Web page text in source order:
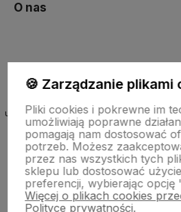
O nas
Kazoora Bike – sklep
ul. Kazury 2b, Warszawa (obok
Bike park w
Rowery grawitacyjne:
Kaski MTB full-face:
Profesjonalna obsługa i
Wypożyczalnia
🍪 Zarządzanie plikami
Pliki cookies i pokrewne im
umożliwiają poprawne
pomagają nam dostosować
potrzeb. Możesz
przez nas wszystkich tych
sklepu lub dostosować
preferencji, wybierając opcję
Więcej o plikach cookies
Polityce prywatności.